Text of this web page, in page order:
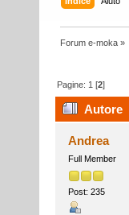
Forum e-moka »
Pagine: 1 [2]
Autore
Andrea
Full Member
Post: 235